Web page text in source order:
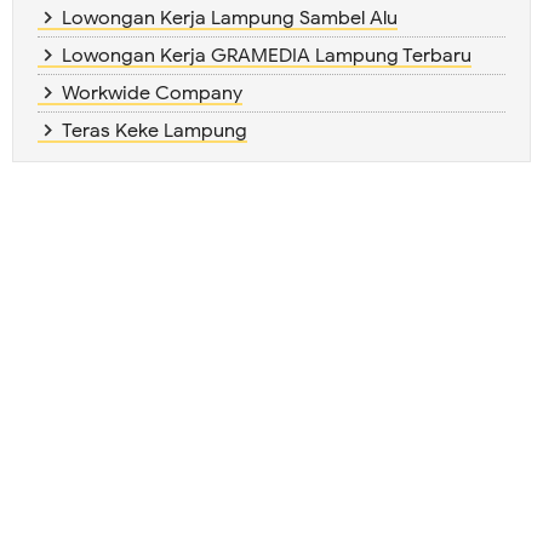
Lowongan Kerja Lampung Sambel Alu
Lowongan Kerja GRAMEDIA Lampung Terbaru
Workwide Company
Teras Keke Lampung